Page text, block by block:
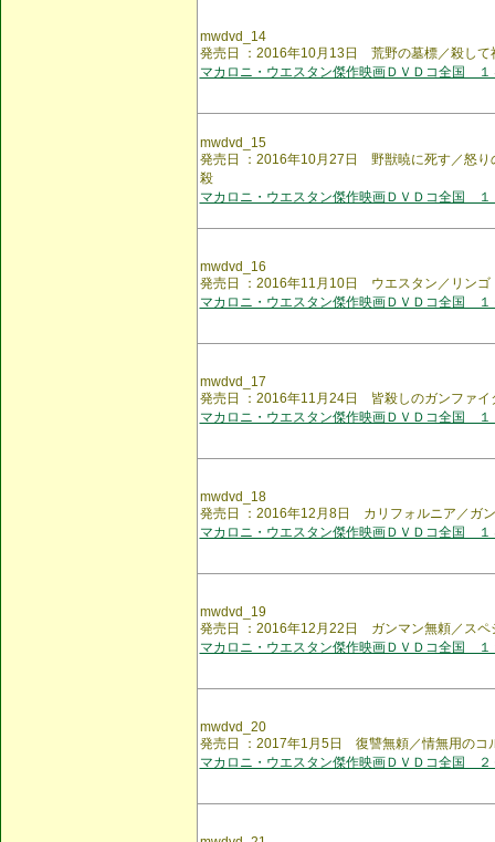
mwdvd_14
発売日 ：2016年10月13日 荒野の墓標／殺して
マカロニ・ウエスタン傑作映画ＤＶＤコ全国 １
mwdvd_15
発売日 ：2016年10月27日 野獣暁に死す／怒り
殺
マカロニ・ウエスタン傑作映画ＤＶＤコ全国 １
mwdvd_16
発売日 ：2016年11月10日 ウエスタン／リンゴ
マカロニ・ウエスタン傑作映画ＤＶＤコ全国 １
mwdvd_17
発売日 ：2016年11月24日 皆殺しのガンファイ
マカロニ・ウエスタン傑作映画ＤＶＤコ全国 １
mwdvd_18
発売日 ：2016年12月8日 カリフォルニア／ガ
マカロニ・ウエスタン傑作映画ＤＶＤコ全国 １
mwdvd_19
発売日 ：2016年12月22日 ガンマン無頼／スペ
マカロニ・ウエスタン傑作映画ＤＶＤコ全国 １
mwdvd_20
発売日 ：2017年1月5日 復讐無頼／情無用のコ
マカロニ・ウエスタン傑作映画ＤＶＤコ全国 ２